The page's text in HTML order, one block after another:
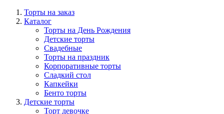
Торты на заказ
Каталог
Торты на День Рождения
Детские торты
Свадебные
Торты на праздник
Корпоративные торты
Сладкий стол
Капкейки
Бенто торты
Детские торты
Торт девочке